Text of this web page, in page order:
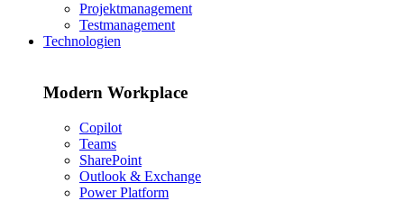
Projektmanagement
Testmanagement
Technologien
Modern Workplace
Copilot
Teams
SharePoint
Outlook & Exchange
Power Platform